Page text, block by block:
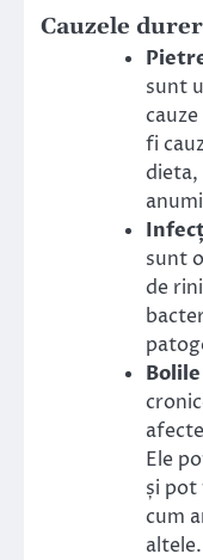
Cauzele
sunt
fi
sunt
de
Ele
și pot
cum
altele.